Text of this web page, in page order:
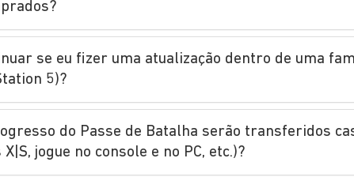
se eu fizer uma atualização dentro de uma
5)?
do Passe de Batalha serão transferidos
jogue no console e no PC, etc.)?